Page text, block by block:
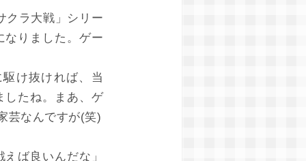
クラ大戦」シリー
なりました。ゲー
け抜ければ、当
したね。まあ、ゲ
芸なんですが(笑)
ば良いんだな」